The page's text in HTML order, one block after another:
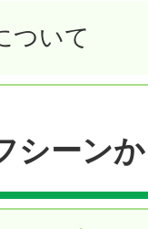
ついて
シーン